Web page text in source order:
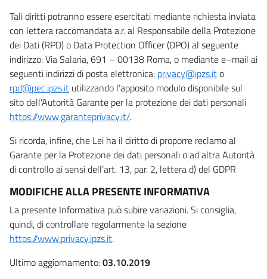
Tali diritti potranno essere esercitati mediante richiesta inviata
con lettera raccomandata a.r. al Responsabile della Protezione
dei Dati (RPD) o Data Protection Officer (DPO) al seguente
indirizzo: Via Salaria, 691 – 00138 Roma, o mediante e–mail ai
seguenti indirizzi di posta elettronica: privacy@ipzs.ito
rpd@pec.ipzs.it utilizzando l’apposito modulo disponibile sul
sito dell’Autorità Garante per la protezione dei dati personali
https://www.garanteprivacy.it/.
Si ricorda, infine, che Lei ha il diritto di proporre reclamo al
Garante per la Protezione dei dati personali o ad altra Autorità
di controllo ai sensi dell’art. 13, par. 2, lettera d) del GDPR
MODIFICHE ALLA PRESENTE INFORMATIVA
La presente Informativa può subire variazioni. Si consiglia,
quindi, di controllare regolarmente la sezione
https://www.privacy.ipzs.it.
Ultimo aggiornamento:03.10.2019